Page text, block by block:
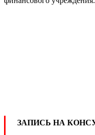
ЗАПИСЬ НА